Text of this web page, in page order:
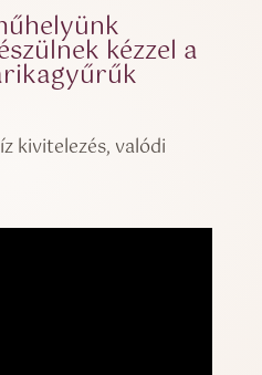
kézzel a
kivitelezés, valódi